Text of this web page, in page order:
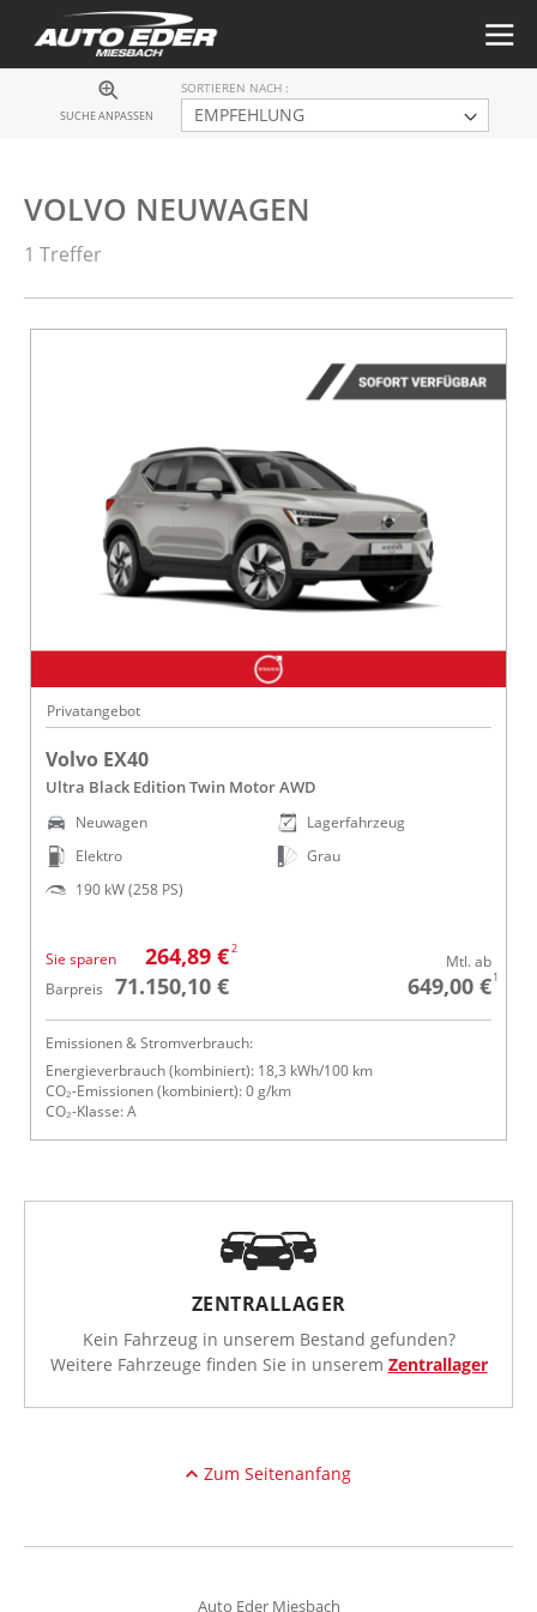
SUCHE ANPASSEN
SORTIEREN NACH
VOLVO NEUWAGEN
1 Treffer
Privatangebot
Volvo EX40
Ultra Black Edition Twin Motor AWD
Neuwagen
Elektro
190 kW (258 PS)
Lagerfahrzeug
Grau
Sie sparen 264,89 €2
Barpreis 71.150,10 €
Mtl. ab
649,00 €1
Emissionen & Stromverbrauch:
Energieverbrauch (kombiniert): 18,3 kWh/100 km
CO₂-Emissionen (kombiniert): 0 g/km
CO₂-Klasse: A
ZENTRALLAGER
Kein Fahrzeug in unserem Bestand gefunden?
Weitere Fahrzeuge finden Sie in unserem Zentrallager
Zum Seitenanfang
Auto Eder Miesbach